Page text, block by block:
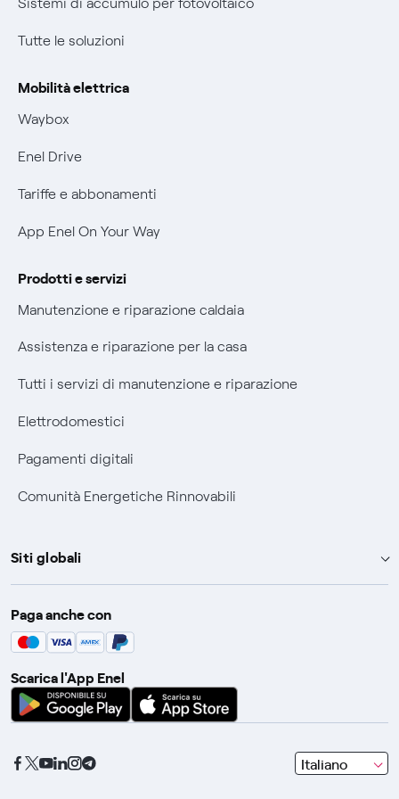
Offerte Placet non vulnerabili
Mobilità Elettrica
Phishing e truffe online
Verifica chi ti ha chiamato
Agevolazione utenti con disabilità per offerte Fibra
Tutte le soluzioni
Mobilità elettrica
Waybox
Enel Drive
Tariffe e abbonamenti
App Enel On Your Way
Prodotti e servizi
Manutenzione e riparazione caldaia
Assistenza e riparazione per la casa
Tutti i servizi di manutenzione e riparazione
Elettrodomestici
Pagamenti digitali
Comunità Energetiche Rinnovabili
Siti globali
Enel Group
Enel Green Power
Global Procurement
Gridspertise
Paga anche con
Scarica l'App Enel
Italiano
seleziona
una